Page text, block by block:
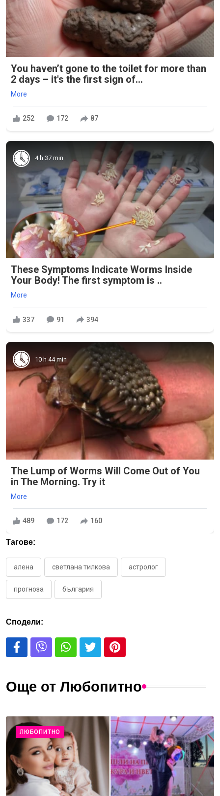
You haven’t gone to the toilet for more than
2 days – it's the first sign of...
More
252 172 87
4 h 37 min
These Symptoms Indicate Worms Inside
Your Body! The first symptom is ..
More
337 91 394
10 h 44 min
The Lump of Worms Will Come Out of You
in The Morning. Try it
More
489 172 160
Тагове:
алена светлана тилкова астролог
прогноза българия
Сподели:
Още от Любопитно
ЛЮБОПИТНО